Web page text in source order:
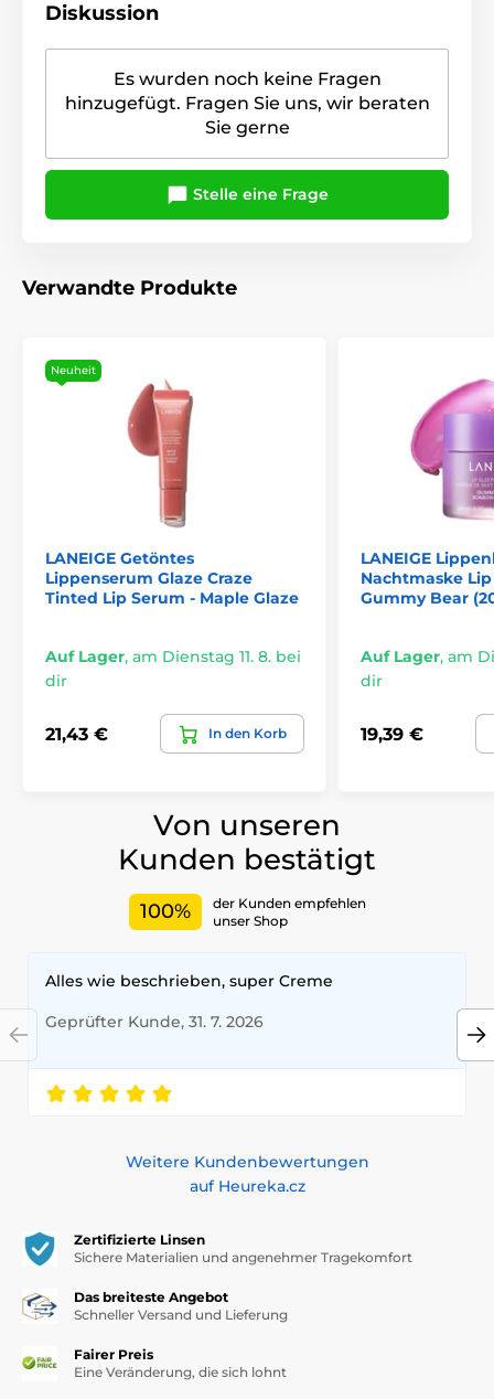
Diskussion
Es wurden noch keine Fragen
hinzugefügt. Fragen Sie uns, wir beraten
Sie gerne
Stelle eine Frage
Verwandte Produkte
Neuheit
LANEIGE Getöntes
Lippenserum Glaze Craze
Tinted Lip Serum - Maple Glaze
Auf Lager, am Dienstag 11. 8. bei
dir
21,43 € In den Korb
LANEIGE
Nachtmaske
Gummy Bear
Auf Lager, am
dir
19,39 €
Von unseren
Kunden bestätigt
100%
der Kunden empfehlen
unser Shop
Alles wie beschrieben, super Creme
Geprüfter Kunde, 31. 7. 2026
Weitere Kundenbewertungen
auf Heureka.cz
Zertifizierte Linsen
Sichere Materialien und angenehmer Tragekomfort
Das breiteste Angebot
Schneller Versand und Lieferung
Fairer Preis
Eine Veränderung, die sich lohnt